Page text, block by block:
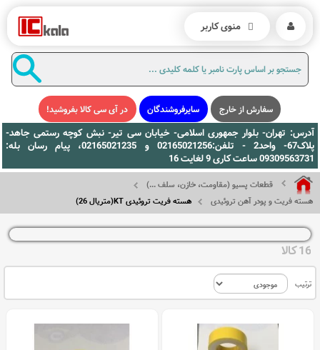
سفارش از خارج سایرفروشندگان در آی سی کالا بفروشید!
آدرس: تهران- بلوار جمهوری اسلامی- خیابان سی تیر- نبش کوچه رستمی جاهد-
پلاک67- واحد2 - تلفن:02165021256 و 02165021235، پیام رسان بله:
09309563731 ساعت کاری 9 لغایت 16
قطعات پسیو (مقاومت، خازن، سلف ...)
هسته فریت و پودر آهن تروئیدی
هسته فریت تروئیدی KT(متریال 26)
16 کالا
ترتیب
منوی کاربر